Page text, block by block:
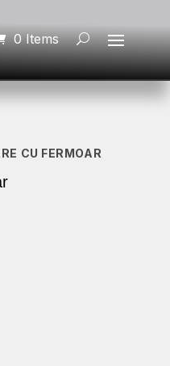
0 Items
CU FERMOAR